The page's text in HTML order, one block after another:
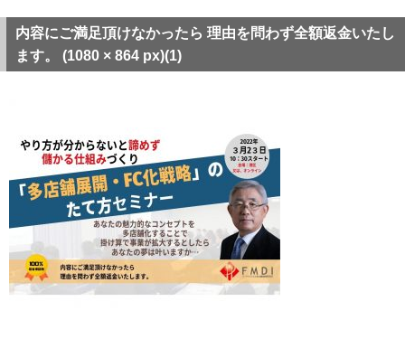
内容にご満足頂けなかったら 理由を問わず全額返金いたし
ます。 (1080 × 864 px)(1)